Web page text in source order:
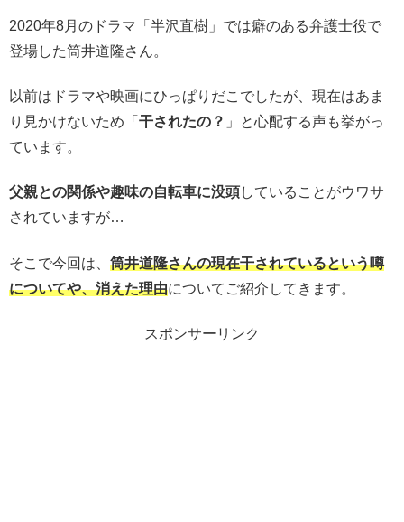
2020年8月のドラマ「半沢直樹」では癖のある弁護士役で
登場した筒井道隆さん。
以前はドラマや映画にひっぱりだこでしたが、現在はあま
り見かけないため「 干されたの？ 」と心配する声も挙がっ
ています。
父親との関係や趣味の自転車に没頭していることがウワサ
されていますが…
そこで今回は、 筒井道隆さんの現在干されているという噂
についてや、消えた理由についてご紹介してきます。
スポンサーリンク